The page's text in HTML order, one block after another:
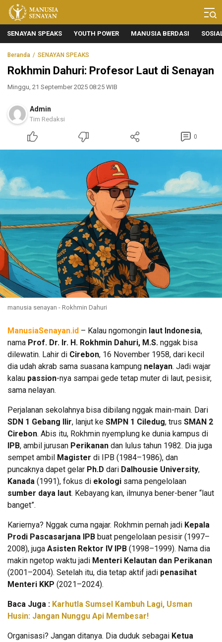
Manusia Senayan
Manusia Bicara, Senayan Bersuara
SENAYAN SPEAKS YOUTH POWER MANUSIA BERDASI
Beranda SENAYAN SPEAKS
Rokhmin Dahuri: Profesor Laut di Senayan
Minggu, 21 September 2025 08:25 WIB
Admin
Tim Redaksi
0
manusia senayan - Rokhmin Dahuri
ManusiaSenayan.id – Kalau ngomongin laut Indonesia,
nama Prof. Dr. Ir. H. Rokhmin Dahuri, M.S. nggak bisa
dilewatin. Lahir di Cirebon, 16 November 1958, dari kecil
dia udah akrab sama suasana kampung nelayan. Jadi wajar
kalau passion-nya sampai gede tetap muter di laut, pesisir,
sama nelayan.
Perjalanan sekolahnya bisa dibilang nggak main-main. Dari
SDN 1 Gebang Ilir, lanjut ke SMPN 1 Ciledug, trus SMAN 2
Cirebon. Abis itu, Rokhmin nyemplung ke dunia kampus di
IPB, ambil jurusan Perikanan dan lulus tahun 1982. Dia juga
sempet ambil Magister di IPB (1984–1986), dan
puncaknya dapet gelar Ph.D dari Dalhousie University,
Kanada (1991), fokus di ekologi sama pengelolaan
sumber daya laut. Kebayang kan, ilmunya bener-bener “laut
banget”.
Kariernya? Nggak cuma ngajar. Rokhmin pernah jadi Kepala
Prodi Pascasarjana IPB buat pengelolaan pesisir (1997–
2008), juga Asisten Rektor IV IPB (1998–1999). Nama dia
makin ngetop waktu jadi Menteri Kelautan dan Perikanan
(2001–2004). Setelah itu, dia tetap aktif jadi penasihat
Menteri KKP (2021–2024).
Baca Juga : Karhutla Sumsel Kambuh Lagi, Usman
Husin: Jangan Nunggu Api Membesar!
Organisasi? Jangan ditanya. Dia duduk sebagai Ketua